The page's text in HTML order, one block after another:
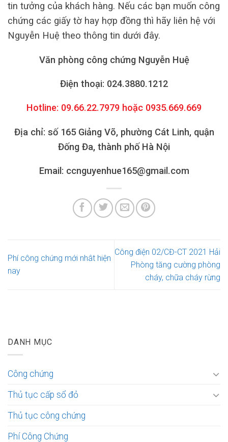
tin tưởng của khách hàng. Nếu các bạn muốn công
chứng các giấy tờ hay hợp đồng thì hãy liên hệ với
Nguyễn Huệ theo thông tin dưới đây.
Văn phòng công chứng Nguyễn Huệ
Điện thoại: 024.3880.1212
Hotline: 09.66.22.7979 hoặc 0935.669.669
Địa chỉ: số 165 Giảng Võ, phường Cát Linh, quận
Đống Đa, thành phố Hà Nội
Email: ccnguyenhue165@gmail.com
Phí công chứng mới nhât hiện
nay
Công điện 02/CĐ-CT 2021 Hải
Phòng tăng cường phòng
cháy, chữa cháy rừng
DANH MỤC
Công chứng
Thủ tục cấp sổ đỏ
Thủ tục công chứng
Phí Công Chứng